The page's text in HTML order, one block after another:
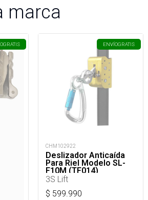
marca
GRATIS ENVÍOGRATIS
CHM102922
Deslizador Anticaída
Para Riel Modelo SL-
F10M (TF014)
3S Lift
$ 599.990